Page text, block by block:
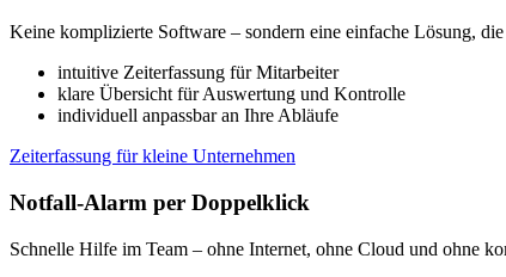
Keine komplizierte Software – sondern eine einfache Lösung,
intuitive Zeiterfassung für Mitarbeiter
klare Übersicht für Auswertung und Kontrolle
individuell anpassbar an Ihre Abläufe
Zeiterfassung für kleine Unternehmen
Notfall-Alarm per Doppelklick
Schnelle Hilfe im Team – ohne Internet, ohne Cloud und ohne